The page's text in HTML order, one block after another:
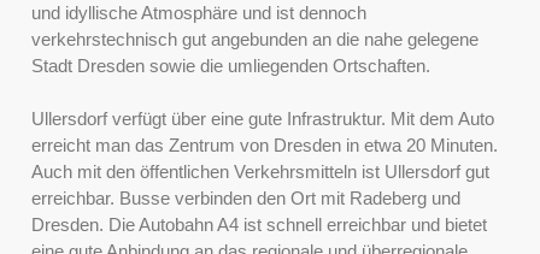
und idyllische Atmosphäre und ist dennoch
verkehrstechnisch gut angebunden an die nahe gelegene
Stadt Dresden sowie die umliegenden Ortschaften.
Ullersdorf verfügt über eine gute Infrastruktur. Mit dem Auto
erreicht man das Zentrum von Dresden in etwa 20 Minuten.
Auch mit den öffentlichen Verkehrsmitteln ist Ullersdorf gut
erreichbar. Busse verbinden den Ort mit Radeberg und
Dresden. Die Autobahn A4 ist schnell erreichbar und bietet